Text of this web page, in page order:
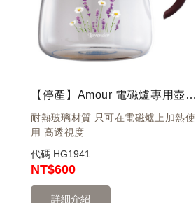
【停產】Amour 電磁爐專用壺1800cc
耐熱玻璃材質 只可在電磁爐上加熱使
用 高透視度
代碼 HG1941
NT$600
詳細介紹